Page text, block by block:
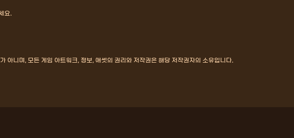
요.
아니며, 모든 게임 아트워크, 정보, 애셋의 권리와 저작권은 해당 저작권자의 소유입니다.